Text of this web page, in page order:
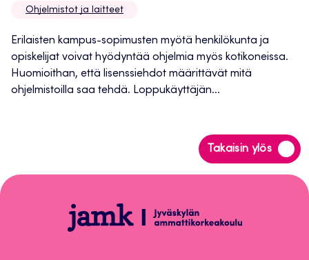
Ohjelmistot ja laitteet
Erilaisten kampus-sopimusten myötä henkilökunta ja
opiskelijat voivat hyödyntää ohjelmia myös kotikoneissa.
Huomioithan, että lisenssiehdot määrittävät mitä
ohjelmistoilla saa tehdä. Loppukäyttäjän...
Takaisin ylös
Siirry
takaisin
Ohjelmistot
ja